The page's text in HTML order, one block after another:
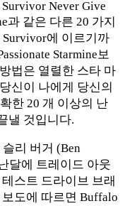
Survivor Never Give
과 같은 다른 20 가지
Survivor에 이르기까
Starmine보
법은 열렬한 스타 마
신이 나에게 당신의
한 20 개 이상의 난
낼 것입니다.
리 버거 (Ben
달에 트레이드 아웃
스트 드라이브 브래
도에 따르면 Buffalo